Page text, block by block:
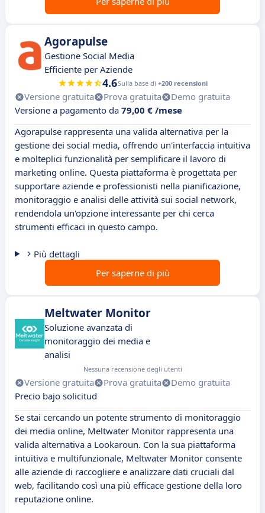
Agorapulse
Gestione Social Media
Efficiente per Aziende
4.6Sulla base di +200 recensioni
Versione gratuita Prova gratuita
Demo gratuita
Versione a pagamento da 79,00 € /mese
Agorapulse rappresenta una valida alternativa per la
gestione dei social media, offrendo un'interfaccia intuitiva
e molteplici funzionalità per semplificare il lavoro di
marketing online. Questa piattaforma è progettata per
supportare aziende e professionisti nella pianificazione,
monitoraggio e analisi delle attività sui social network,
rendendola un'opzione interessante per chi cerca
strumenti efficaci in questo campo.
Più dettagli
Per saperne di più
Meltwater Monitor
Soluzione avanzata di
monitoraggio dei media e
analisi
Nessuna recensione degli utenti
Versione gratuita Prova gratuita
Demo gratuita
Precio bajo solicitud
Se stai cercando un potente strumento di monitoraggio
dei media online, Meltwater Monitor rappresenta una
valida alternativa a Lookaroun. Con la sua piattaforma
intuitiva e multifunzionale, Meltwater Monitor consente
alle aziende di raccogliere e analizzare dati cruciali dal
web, facilitando così una più efficace gestione della loro
reputazione online.